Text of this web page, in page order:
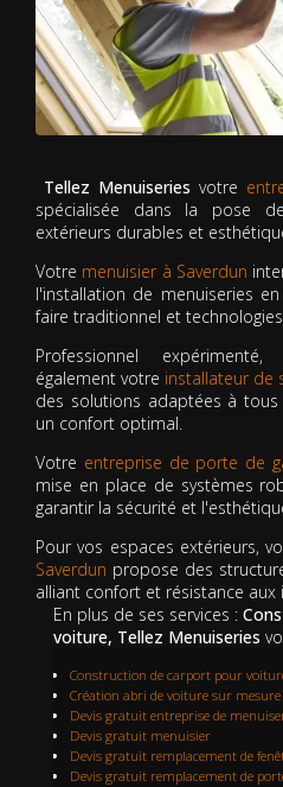
Tellez Menuiseries votre
spécialisée dans la pose
extérieurs durables et
Votre menuisier à Saverdun
l'installation de menuiseries
faire traditionnel et
Professionnel expérimenté,
également votre installateur de
des solutions adaptées à
un confort optimal.
Votre entreprise de porte de
mise en place de systèmes
garantir la sécurité et
Pour vos espaces extérieurs,
Saverdun propose des
alliant confort et résistance aux
En plus de ses services :
voiture, Tellez Menuiseries
Construction de carport pour
Création abri de voiture sur mesure
Devis gratuit entreprise de
Devis gratuit menuisier
Devis gratuit remplacement de
Devis gratuit remplacement de